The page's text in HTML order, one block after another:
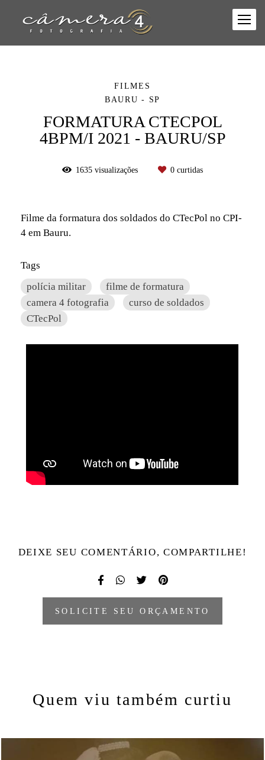
FILMES
BAURU - SP
FORMATURA CTECPOL
4BPM/I 2021 - BAURU/SP
1635 visualizações 0 curtidas
Filme da formatura dos soldados do CTecPol no CPI-
4 em Bauru.
Tags
polícia militar
filme de formatura
camera 4 fotografia
curso de soldados
CTecPol
DEIXE SEU COMENTÁRIO, COMPARTILHE!
SOLICITE SEU ORÇAMENTO
Quem viu também curtiu